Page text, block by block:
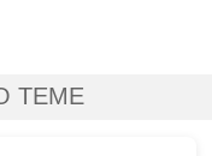
ТЕМЕ